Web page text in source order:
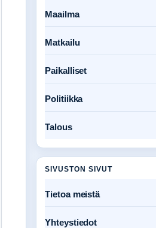
Maailma
Matkailu
Paikalliset
Politiikka
Talous
SIVUSTON SIVUT
Tietoa meistä
Yhteystiedot